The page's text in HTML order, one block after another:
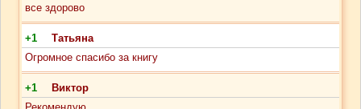
все здорово
+1
Татьяна
Огромное спасибо за книгу
+1
Виктор